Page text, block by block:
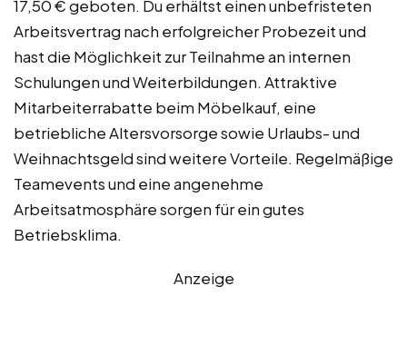
17,50 € geboten. Du erhältst einen unbefristeten
Arbeitsvertrag nach erfolgreicher Probezeit und
hast die Möglichkeit zur Teilnahme an internen
Schulungen und Weiterbildungen. Attraktive
Mitarbeiterrabatte beim Möbelkauf, eine
betriebliche Altersvorsorge sowie Urlaubs- und
Weihnachtsgeld sind weitere Vorteile. Regelmäßige
Teamevents und eine angenehme
Arbeitsatmosphäre sorgen für ein gutes
Betriebsklima.
Anzeige